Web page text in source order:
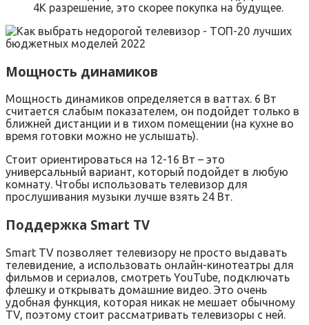
4К разрешение, это скорее покупка на будущее.
Мощность динамиков
Мощность динамиков определяется в ваттах. 6 Вт
считается слабым показателем, он подойдет только в
ближней дистанции и в тихом помещении (на кухне во
время готовки можно не услышать).
Стоит ориентироваться на 12-16 Вт – это
универсальный вариант, который подойдет в любую
комнату. Чтобы использовать телевизор для
прослушивания музыки лучше взять 24 Вт.
Поддержка Smart TV
Smart TV позволяет телевизору не просто выдавать
телевидение, а использовать онлайн-кинотеатры для
фильмов и сериалов, смотреть YouTube, подключать
флешку и открывать домашние видео. Это очень
удобная функция, которая никак не мешает обычному
TV, поэтому стоит рассматривать телевизоры с ней.